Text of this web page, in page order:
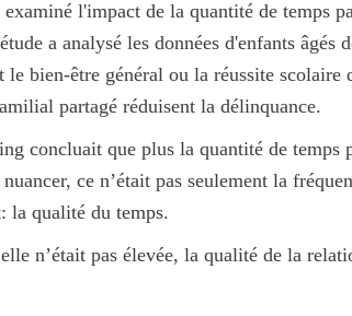
examiné l'impact de la quantité de temps
a analysé les données d'enfants âgés
bien-être général ou la réussite scolaire
partagé réduisent la délinquance.
concluait que plus la quantité de temps
ce n’était pas seulement la
la qualité du temps.
n’était pas élevée, la qualité de la